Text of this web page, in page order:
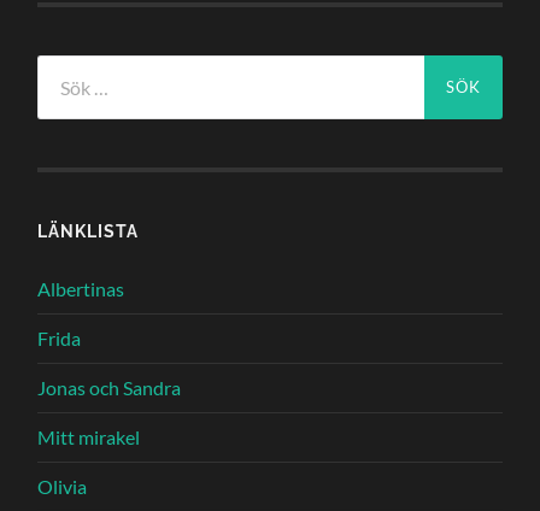
efter:
LÄNKLISTA
Albertinas
Frida
Jonas och Sandra
Mitt mirakel
Olivia